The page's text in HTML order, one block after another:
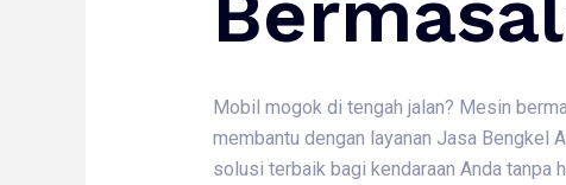
Mobil mogok di tengah jalan? Mesin
membantu dengan layanan Jasa Bengkel
solusi terbaik bagi kendaraan Anda tanpa